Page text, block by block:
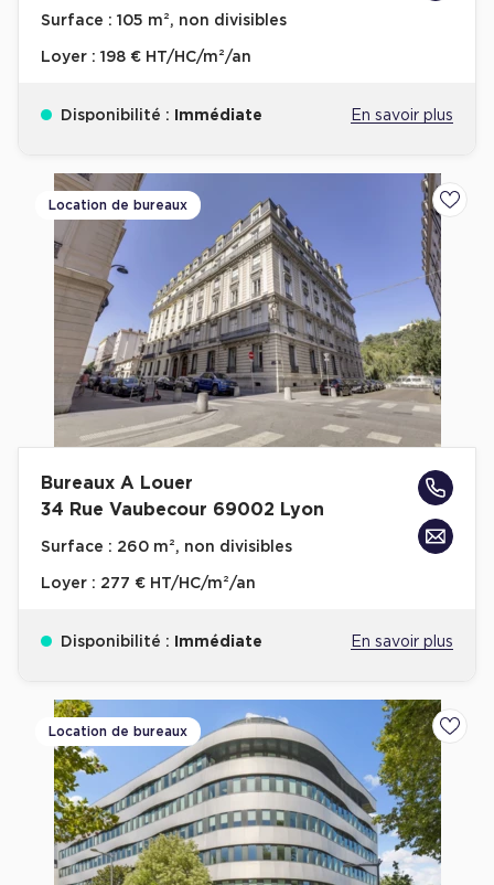
Surface : 105 m², non divisibles
Loyer : 198 € HT/HC/m²/an
Disponibilité : Immédiate En savoir plus
Location de bureaux
Bureaux A Louer
34 Rue Vaubecour 69002 Lyon
Surface : 260 m², non divisibles
Loyer : 277 € HT/HC/m²/an
Disponibilité : Immédiate En savoir plus
Location de bureaux